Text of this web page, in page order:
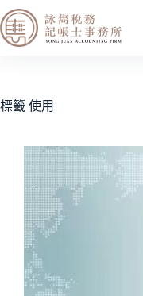
標籤 使用